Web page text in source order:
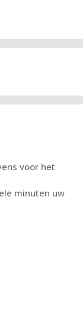
voor het
minuten uw